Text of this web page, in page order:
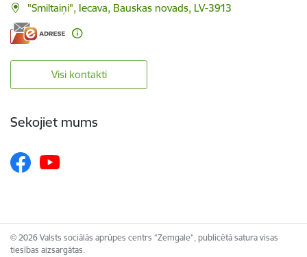
"Smiltaiņi", Iecava, Bauskas novads, LV-3913
Visi kontakti
Sekojiet mums
© 2026 Valsts sociālās aprūpes centrs “Zemgale”, publicētā satura visas
tiesības aizsargātas.